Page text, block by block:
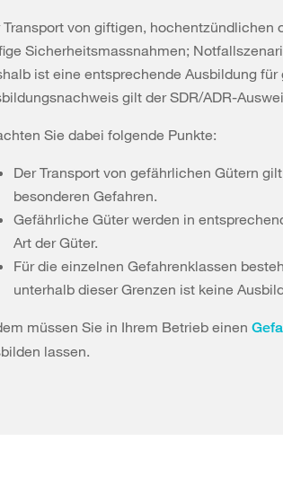
Transport von giftigen, hochentzündlichen
Sicherheitsmassnahmen;
ist eine entsprechende Ausbildung
gilt der SDR/ADR-
Sie dabei folgende Punkte:
Der Transport von gefährlichen Gütern
besonderen Gefahren.
Gefährliche Güter werden in
Art der Güter.
Für die einzelnen Gefahrenklassen
unterhalb dieser Grenzen ist keine
müssen Sie in Ihrem Betrieb einen
lassen.